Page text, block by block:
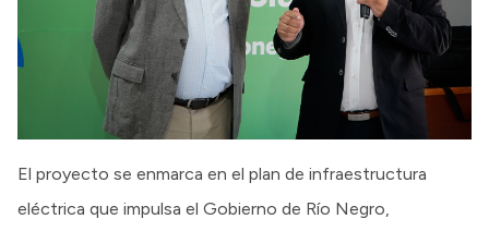
El proyecto se enmarca en el plan de infraestructura
eléctrica que impulsa el Gobierno de Río Negro,